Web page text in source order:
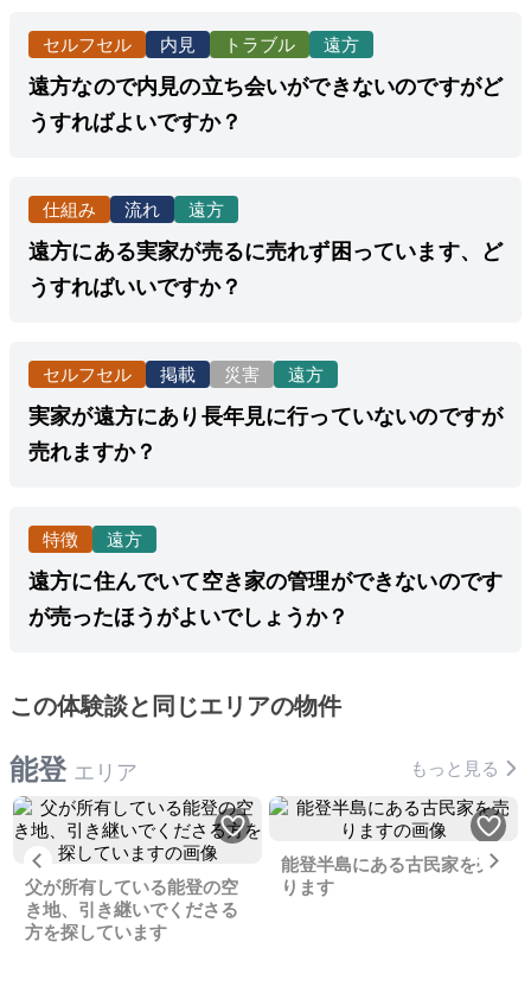
セルフセル 内見 トラブル 遠方
遠方なので内見の立ち会いができないのですがど
うすればよいですか？
仕組み 流れ 遠方
遠方にある実家が売るに売れず困っています、ど
うすればいいですか？
セルフセル 掲載 災害 遠方
実家が遠方にあり長年見に行っていないのですが
売れますか？
特徴 遠方
遠方に住んでいて空き家の管理ができないのです
が売ったほうがよいでしょうか？
この体験談と同じエリアの物件
能登 エリア もっと見る
Previous
父が所有している能登の空
き地、引き継いでくださる
方を探しています
能登半島にある古民家を売
ります